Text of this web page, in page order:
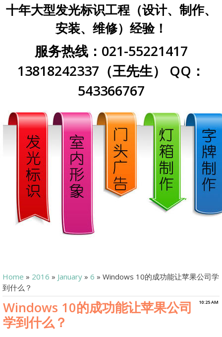
十年大型发光标识工程（设计、制作、
安装、维修）经验！
服务热线：021-55221417
13818242337（王先生） QQ：
543366767
Home » 2016 » January » 6 » Windows 10的成功能让苹果公司学
到什么？
10:25 AM
Windows 10的成功能让苹果公司
学到什么？